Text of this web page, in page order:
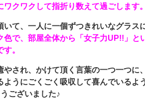
クワクして指折り数えて過ごします。
いて、一人に一個ずつきれいなグラス
色で、部屋全体から「女子力UP!!」と
。
やされ、かけて頂く言葉の一つ一つに、
うにごくごく吸収して喜んでいるよ
ございました♪